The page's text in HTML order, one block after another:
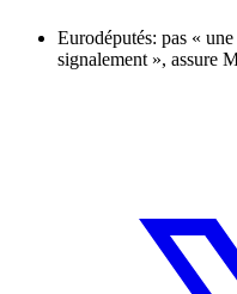
Eurodéputés: pas «
signalement », assure